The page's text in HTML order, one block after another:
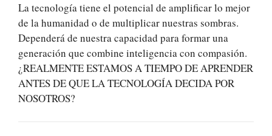
La tecnología tiene el potencial de amplificar lo mejor
de la humanidad o de multiplicar nuestras sombras.
Dependerá de nuestra capacidad para formar una
generación que combine inteligencia con compasión.
¿REALMENTE ESTAMOS A TIEMPO DE APRENDER
ANTES DE QUE LA TECNOLOGÍA DECIDA POR
NOSOTROS?